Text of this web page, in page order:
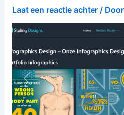
Laat een reactie achter / Door
Vorige